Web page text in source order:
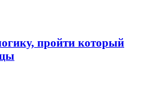
пройти который